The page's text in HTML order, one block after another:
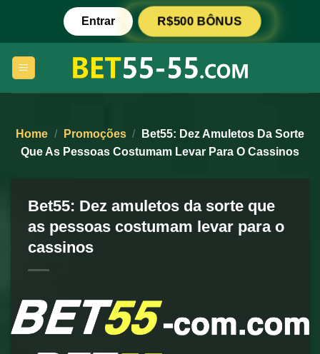
content
Entrar R$500 BÔNUS
Home / Promoções /
Bet55: Dez Amuletos Da Sorte
Que As Pessoas Costumam Levar Para O Cassinos
Bet55: Dez amuletos da sorte que
as pessoas costumam levar para o
cassinos